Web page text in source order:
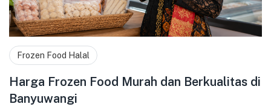
Frozen Food Halal
Harga Frozen Food Murah dan Berkualitas di
Banyuwangi